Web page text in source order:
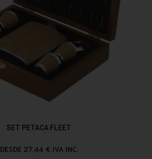
SET PETACA FLEET
DESDE 27,44 € IVA INC.